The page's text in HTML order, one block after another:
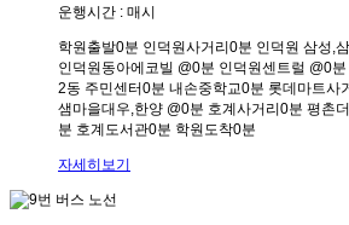
운행시간 : 매시
학원출발0분 인덕원사거리 0분 인덕원 삼성,
인덕원동아에코빌 @0분 인덕원센트럴 @0분
2동 주민센터0분 내손중학교0분 롯데마트사
샘마을대우,한양 @0분 호계사거리 0분 평촌
분 호계도서관0분 학원도착0분
자세히보기